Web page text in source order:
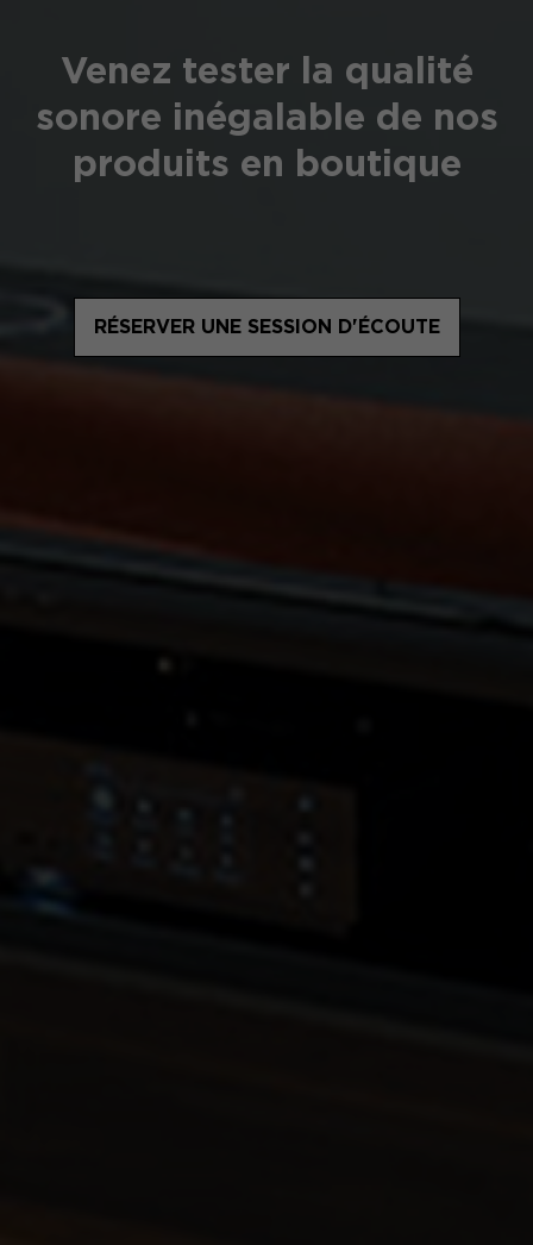
Venez tester la qualité
sonore inégalable de nos
produits en boutique
RÉSERVER UNE SESSION D'ÉCOUTE